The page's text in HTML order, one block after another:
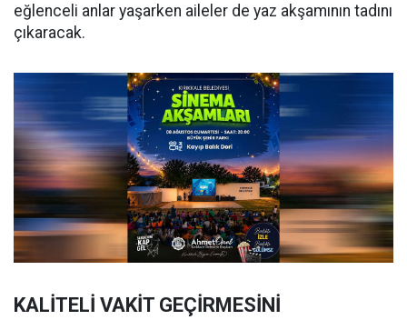
eğlenceli anlar yaşarken aileler de yaz akşamının tadını
çıkaracak.
KALİTELİ VAKİT GEÇİRMESİNİ